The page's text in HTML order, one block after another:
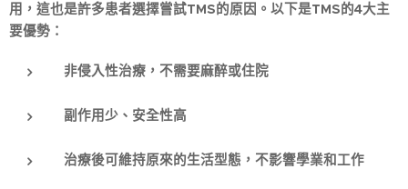
用，這也是許多患者選擇嘗試TMS的原因。以下是TMS的4大主
要優勢：
非侵入性治療，不需要麻醉或住院
副作用少、安全性高
治療後可維持原來的生活型態，不影響學業和工作